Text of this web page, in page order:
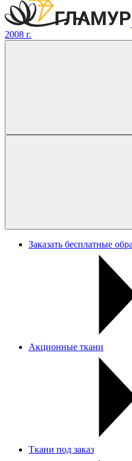
2008 г.
Заказать бесплатные
Акционные ткани
Ткани под заказ